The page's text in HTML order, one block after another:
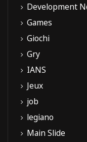
Development
Games
Giochi
Gry
IANS
Jeux
job
legiano
Main Slide